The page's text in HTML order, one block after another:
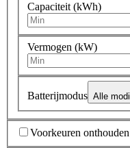
Capaciteit (kWh)
Vermogen (kW)
Batterijmodus Alle modi
Voorkeuren onthouden